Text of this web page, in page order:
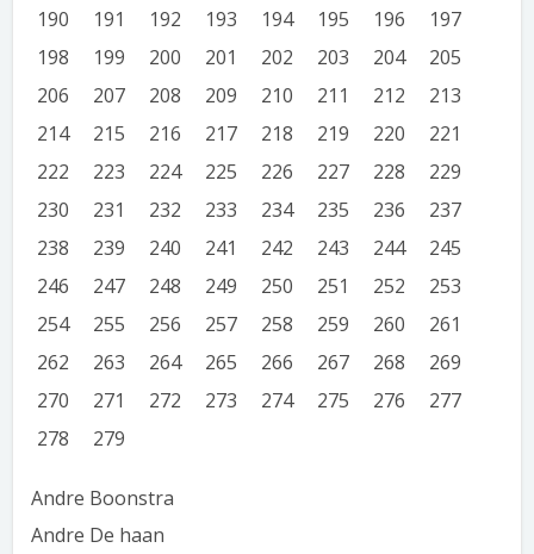
190
191 192 193 194 195 196
197
198
199 200 201 202 203 204
205
206
207 208 209 210 211 212
213
214
215 216 217 218 219 220
221
222
223 224 225 226 227 228
229
230
231 232 233 234 235 236
237
238
239 240 241 242 243 244
245
246
247 248 249 250 251 252
253
254
255 256 257 258 259 260
261
262
263 264 265 266 267 268
269
270
271 272 273 274 275 276
277
278
279
Andre Boonstra
Andre De haan